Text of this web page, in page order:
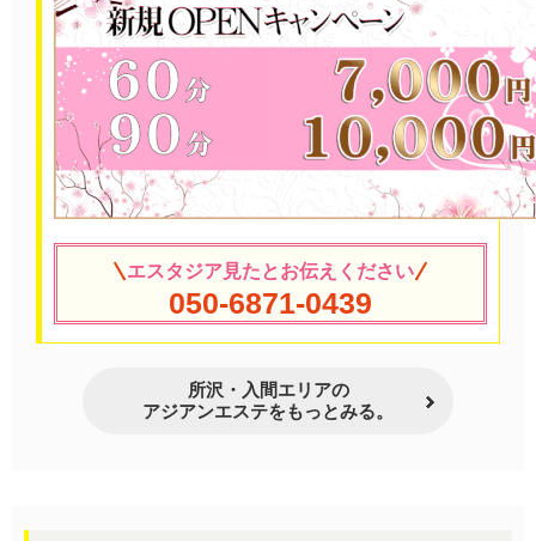
エスタジア見たとお伝えください
050-6871-0439
所沢・入間エリアの
アジアンエステをもっとみる。